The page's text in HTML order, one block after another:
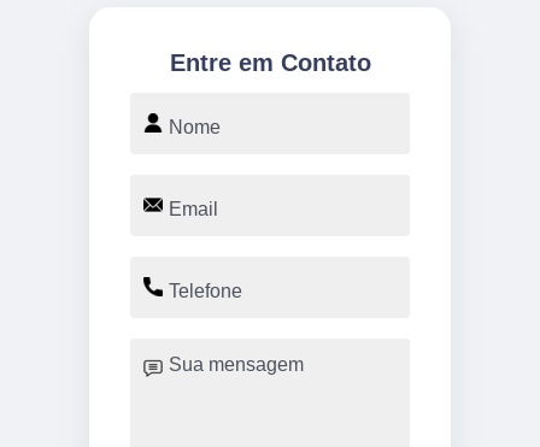
Entre em Contato